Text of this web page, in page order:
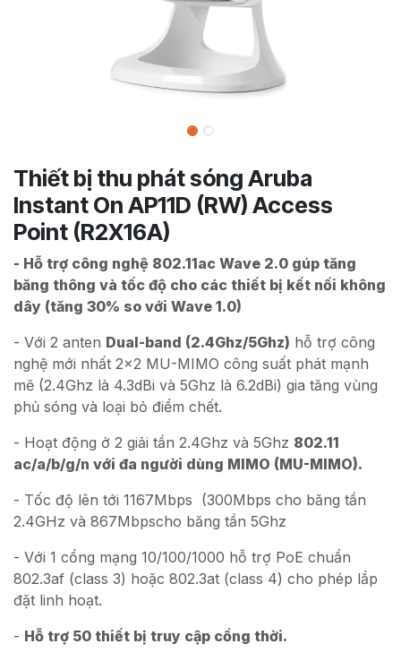
Thiết bị thu phát sóng Aruba
Instant On AP11D (RW) Access
Point (R2X16A)
- Hỗ trợ công nghệ 802.11ac Wave 2.0 gúp tăng
băng thông và tốc độ cho các thiết bị kết nối không
dây (tăng 30% so với Wave 1.0)
- Với 2 anten Dual-band (2.4Ghz/5Ghz) hỗ trợ công
nghệ mới nhất 2x2 MU-MIMO công suất phát mạnh
mẽ (2.4Ghz là 4.3dBi và 5Ghz là 6.2dBi) gia tăng vùng
phủ sóng và loại bỏ điểm chết.
- Hoạt động ở 2 giải tần 2.4Ghz và 5Ghz 802.11
ac/a/b/g/n với đa người dùng MIMO (MU-MIMO).
- Tốc độ lên tới 1167Mbps (300Mbps cho băng tần
2.4GHz và 867Mbpscho băng tần 5Ghz
- Với 1 cổng mạng 10/100/1000 hỗ trợ PoE chuẩn
802.3af (class 3) hoặc 802.3at (class 4) cho phép lắp
đặt linh hoạt.
- Hỗ trợ 50 thiết bị truy cập cồng thời.